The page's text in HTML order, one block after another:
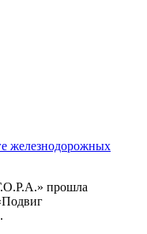
железнодорожных
прошла